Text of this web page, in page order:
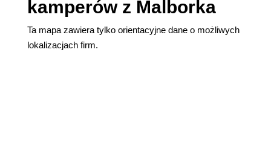
kamperów z Malborka
Ta mapa zawiera tylko orientacyjne dane o możliwych
lokalizacjach firm.